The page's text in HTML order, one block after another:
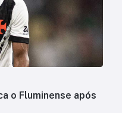
o Fluminense após